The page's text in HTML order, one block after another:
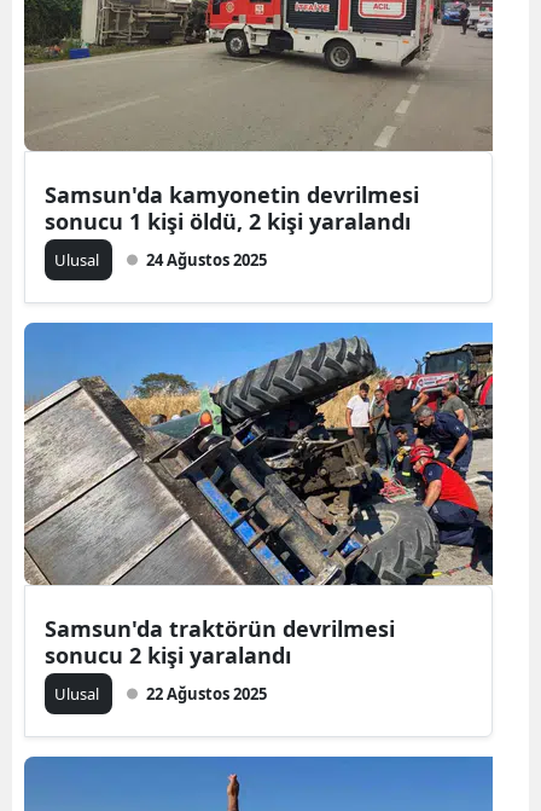
Muş
Nevşehir
Niğde
Rize
Samsun
Siirt
Sinop
Sivas
Tekirdağ
Tokat
Uşak
Samsun'da kamyonetin devrilmesi
sonucu 1 kişi öldü, 2 kişi yaralandı
Ulusal 24 Ağustos 2025
Samsun'da traktörün devrilmesi
sonucu 2 kişi yaralandı
Ulusal 22 Ağustos 2025